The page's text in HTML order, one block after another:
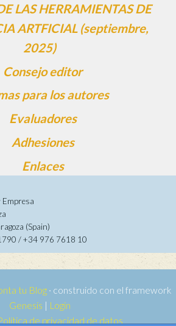
LAS HERRAMIENTAS DE
ARTFICIAL (septiembre,
2025)
Consejo editor
para los autores
Evaluadores
Adhesiones
Enlaces
Empresa
(Spain)
/ +34 976 7618 10
tu Blog· construido con el framework
Genesis | Login
de privacidad de datos